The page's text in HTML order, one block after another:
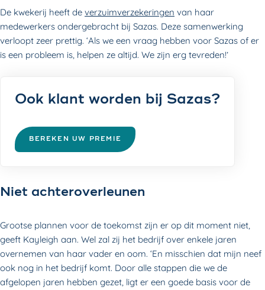
De kwekerij heeft de verzuimverzekeringen van haar
medewerkers ondergebracht bij Sazas. Deze samenwerking
verloopt zeer prettig. ‘Als we een vraag hebben voor Sazas of er
is een probleem is, helpen ze altijd. We zijn erg tevreden!’
Ook klant worden bij Sazas?
BEREKEN UW PREMIE
Niet achteroverleunen
Grootse plannen voor de toekomst zijn er op dit moment niet,
geeft Kayleigh aan. Wel zal zij het bedrijf over enkele jaren
overnemen van haar vader en oom. ‘En misschien dat mijn neef
ook nog in het bedrijf komt. Door alle stappen die we de
afgelopen jaren hebben gezet, ligt er een goede basis voor de